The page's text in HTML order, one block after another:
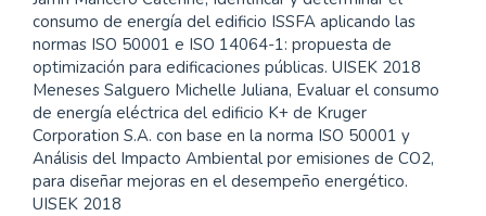
consumo de energía del edificio ISSFA aplicando las
normas ISO 50001 e ISO 14064-1: propuesta de
optimización para edificaciones públicas. UISEK 2018
Meneses Salguero Michelle Juliana, Evaluar el consumo
de energía eléctrica del edificio K+ de Kruger
Corporation S.A. con base en la norma ISO 50001 y
Análisis del Impacto Ambiental por emisiones de CO2,
para diseñar mejoras en el desempeño energético.
UISEK 2018